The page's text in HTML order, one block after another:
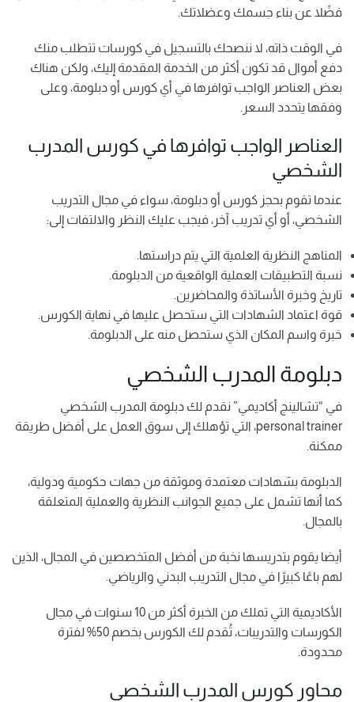
فضًلا عن بناء جسمك وعضلاتك.
في الوقت ذاته، لا ننصحك بالتسجيل في كورسات تتطلب منك
دفع أموال قد تكون أكثر من الخدمة المقدمة إليك، ولكن هناك
بعض العناصر الواجب توافرها في أي كورس أو دبلومة، وعلى
وفقها يتحدد السعر.
العناصر الواجب توافرها في كورس المدرب
الشخصي
عندما تقوم بحجز كورس أو دبلومة، سواء في مجال التدريب
الشخصي، أو أي تدريب آخر، فيجب عليك النظر والالتفات إلى:
المناهج النظرية العلمية التي يتم دراستها.
نسبة التطبيقات العملية الواقعية من الدبلومة.
تاريخ وخبرة الأساتذة والمحاضرين.
قوة اعتماد الشهادات التي ستحصل عليها في نهاية الكورس.
خبرة واسم المكان الذي ستحصل منه على الدبلومة.
دبلومة المدرب الشخصي
في “تشالينج أكاديمي” نقدم لك دبلومة المدرب الشخصي
personal trainer، التي تؤهلك إلى سوق العمل على أفضل طريقة
ممكنة.
الدبلومة بشهادات معتمدة وموثقة من جهات حكومية ودولية،
كما أنها تشمل على جميع الجوانب النظرية والعملية المتعلقة
بالمجال.
أيضا يقوم بتدريسها نخبة من أفضل المتخصصين في المجال، الذين
لهم باعًا كبيرًا في مجال التدريب البدني والرياضي.
الأكاديمية التي تملك من الخبرة أكثر من 10 سنوات في مجال
الكورسات والتدريبات، تُقدم لك الكورس بخصم 50% لفترة
محدودة.
محاور كورس المدرب الشخصي